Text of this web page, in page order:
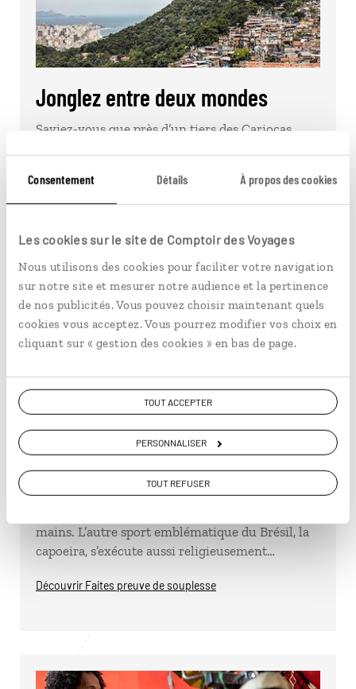
Consentement Détails À propos des cookies
Les cookies sur le site de Comptoir des Voyages
Nous utilisons des cookies pour faciliter votre navigation
sur notre site et mesurer notre audience et la pertinence
de nos publicités. Vous pouvez choisir maintenant quels
cookies vous acceptez. Vous pourrez modifier vos choix en
cliquant sur « gestion des cookies » en bas de page.
TOUT ACCEPTER
PERSONNALISER
TOUT REFUSER
Jonglez entre deux mondes
Saviez-vous que près d’un tiers des Cariocas
Découvrir Jonglez entre deux mondes
Faites preuve de souplesse
mains. L’autre sport emblématique du Brésil, la
capoeira, s’exécute aussi religieusement…
Découvrir Faites preuve de souplesse